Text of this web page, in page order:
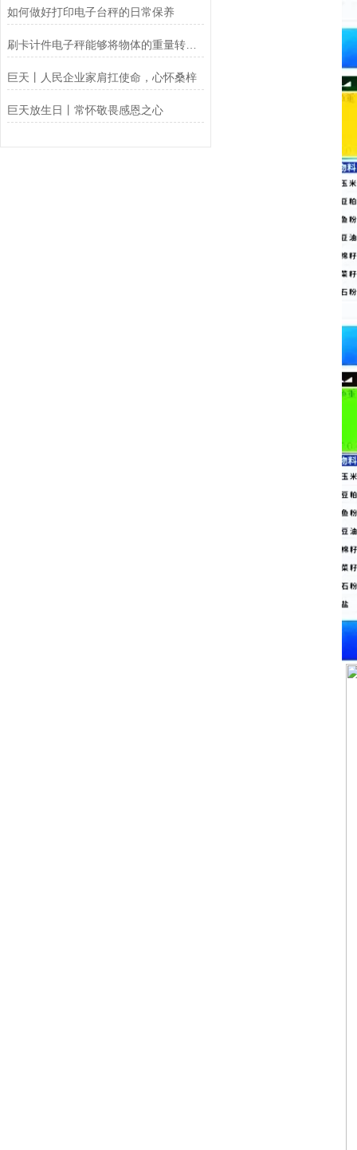
如何做好打印电子台秤的日常保养
刷卡计件电子秤能够将物体的重量转换为电信号
巨天丨人民企业家肩扛使命，心怀桑梓
巨天放生日丨常怀敬畏感恩之心